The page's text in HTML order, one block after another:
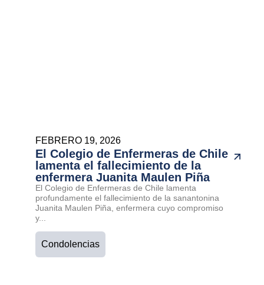
FEBRERO 19, 2026
El Colegio de Enfermeras de Chile
lamenta el fallecimiento de la
enfermera Juanita Maulen Piña
El Colegio de Enfermeras de Chile lamenta
profundamente el fallecimiento de la sanantonina
Juanita Maulen Piña, enfermera cuyo compromiso
y...
Condolencias